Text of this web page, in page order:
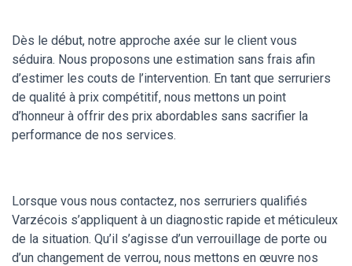
Dès le début, notre approche axée sur le client vous
séduira. Nous proposons une estimation sans frais afin
d’estimer les couts de l’intervention. En tant que serruriers
de qualité à prix compétitif, nous mettons un point
d’honneur à offrir des prix abordables sans sacrifier la
performance de nos services.
Lorsque vous nous contactez, nos serruriers qualifiés
Varzécois s’appliquent à un diagnostic rapide et méticuleux
de la situation. Qu’il s’agisse d’un verrouillage de porte ou
d’un changement de verrou, nous mettons en œuvre nos